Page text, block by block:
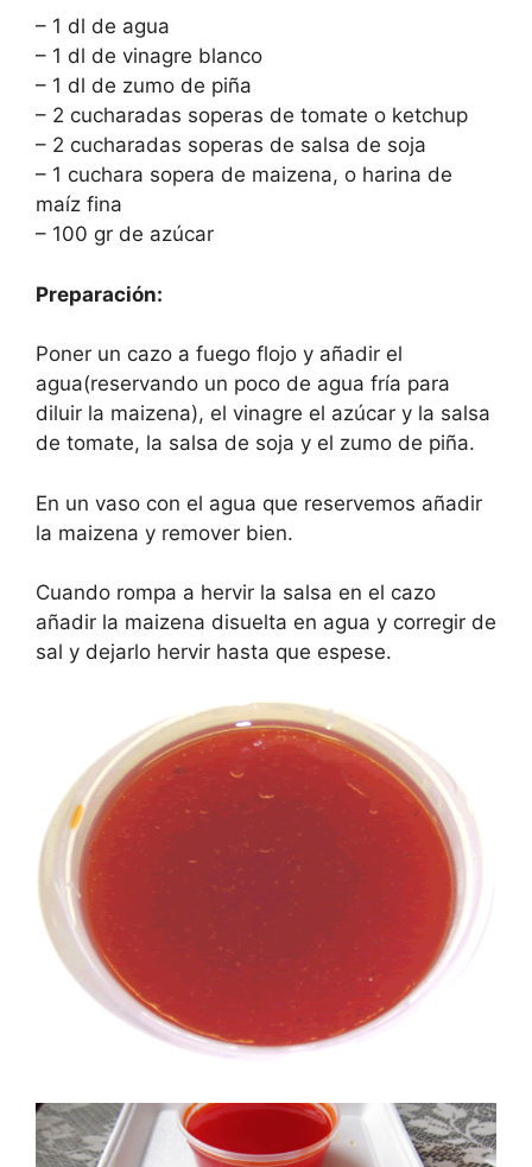
– 1 dl de agua
– 1 dl de vinagre blanco
– 1 dl de zumo de piña
– 2 cucharadas soperas de tomate o ketchup
– 2 cucharadas soperas de salsa de soja
– 1 cuchara sopera de maizena, o harina de
maíz fina
– 100 gr de azúcar
Preparación:
Poner un cazo a fuego flojo y añadir el
agua(reservando un poco de agua fría para
diluir la maizena), el vinagre el azúcar y la salsa
de tomate, la salsa de soja y el zumo de piña.
En un vaso con el agua que reservemos añadir
la maizena y remover bien.
Cuando rompa a hervir la salsa en el cazo
añadir la maizena disuelta en agua y corregir de
sal y dejarlo hervir hasta que espese.